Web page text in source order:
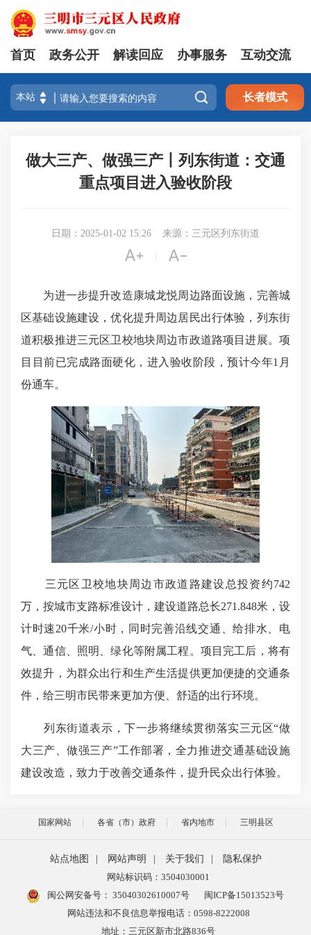
首页 政务公开 解读回应 办事服务 互动交流
 长者模式
做大三产、做强三产丨列东街道：交通
重点项目进入验收阶段
日期：2025-01-02 15:26 来源：三元区列东街道
 
为进一步提升改造康城龙悦周边路面设施，完善城
区基础设施建设，优化提升周边居民出行体验，列东街
道积极推进三元区卫校地块周边市政道路项目进展。项
目目前已完成路面硬化，进入验收阶段，预计今年1月
份通车。
三元区卫校地块周边市政道路建设总投资约742
万，按城市支路标准设计，建设道路总长271.848米，设
计时速20千米/小时，同时完善沿线交通、给排水、电
气、通信、照明、绿化等附属工程。项目完工后，将有
效提升，为群众出行和生产生活提供更加便捷的交通条
件，给三明市民带来更加方便、舒适的出行环境。
列东街道表示，下一步将继续贯彻落实三元区“做
大三产、做强三产”工作部署，全力推进交通基础设施
建设改造，致力于改善交通条件，提升民众出行体验。
国家网站 各省（市）政府 省内地市 三明县区
站点地图 网站声明 关于我们
隐私保护
网站标识码：3504030001
闽公网安备号： 35040302610007号
闽ICP备15013523号
网站违法和不良信息举报电话：0598-8222008
地址：三元区新市北路836号